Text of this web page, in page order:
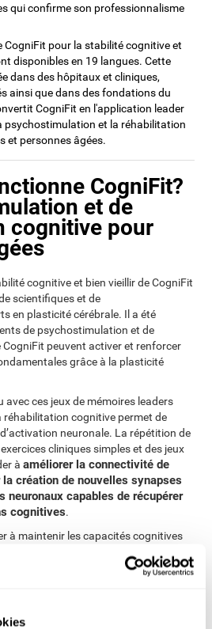
qui confirme son professionnalisme
CogniFit pour la stabilité cognitive et
disponibles en 19 langues. Cette
dans des hôpitaux et cliniques,
ainsi que dans des fondations du
CogniFit en l'application leader
psychostimulation et la réhabilitation
et personnes âgées.
CogniFit?
et de
cognitive pour
cognitive et bien vieillir de CogniFit
scientifiques et de
en plasticité cérébrale. Il a été
de psychostimulation et de
peuvent activer et renforcer
grâce à la plasticité
avec ces jeux de mémoires leaders
réhabilitation cognitive permet de
neuronale. La répétition de
cliniques simples et des jeux
àaméliorer la connectivité de
création de nouvelles synapses
capables de récupérer
cognitives.
à maintenir les capacités cognitives
apprentissages. Lutter contre
de la qualité de vie.